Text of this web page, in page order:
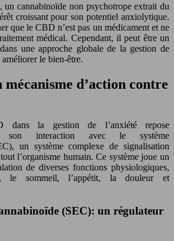
cannabinoïde non psychotrope extrait du
croissant pour son potentiel anxiolytique.
que le CBD n’est pas un médicament et ne
médical. Cependant, il peut être un
une approche globale de la gestion de
le bien-être.
mécanisme d’action contre
dans la gestion de l’anxiété repose
son interaction avec le système
un système complexe de signalisation
l’organisme humain. Ce système joue un
de diverses fonctions physiologiques,
le sommeil, l’appétit, la douleur et
(SEC): un régulateur